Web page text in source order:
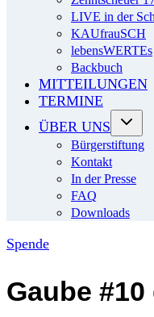
LIVE in der
KAUfrauSCH
lebensWERTEs
Backbuch
MITTEILUNGEN
TERMINE
ÜBER UNS
Bürgerstiftung
Kontakt
In der Presse
FAQ
Downloads
Spende
Gaube